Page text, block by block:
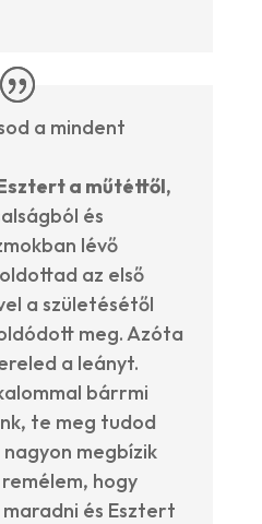
a mindent
a műtéttől,
és
lévő
az első
a születésétől
meg. Azóta
a leányt.
bárrmi
te meg tudod
nagyon megbízik
hogy
és Esztert